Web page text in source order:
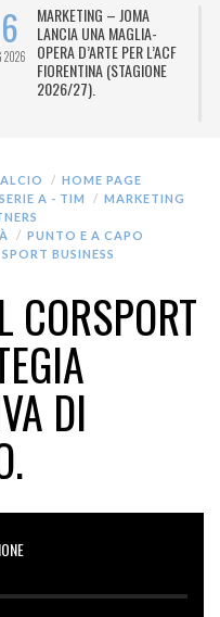
2026
MARKETING – JOMA
LANCIA UNA MAGLIA-
OPERA D’ARTE PER L’ACF
FIORENTINA (STAGIONE
2026/27).
HOME PAGE
A - TIM
MARKETING
PUNTO E A CAPO
SPORT BUSINESS
DI